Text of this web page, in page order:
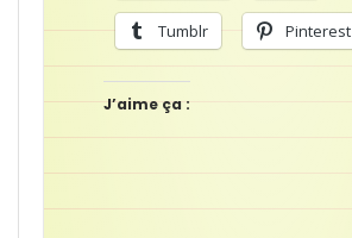
Tumblr Pinterest
J’aime ça :